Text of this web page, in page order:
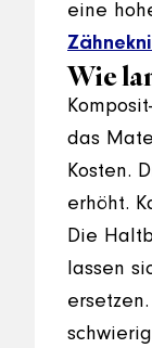
eine
Wie
das
Kosten.
erhöht.
Die
lassen